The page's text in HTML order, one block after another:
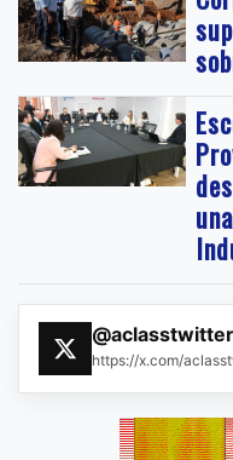
https://x.com/